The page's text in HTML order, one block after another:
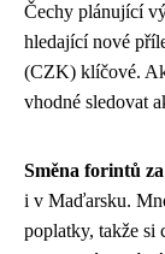
Čechy plánující
hledající nové
(CZK) klíčové.
vhodné sledovat
Směna forintů
i v Maďarsku.
poplatky, takže si